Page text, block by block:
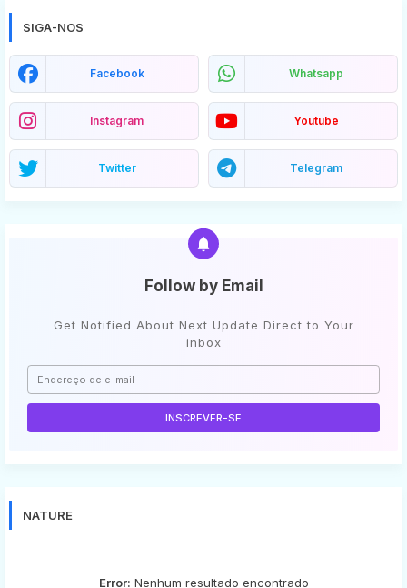
SIGA-NOS
Facebook Whatsapp
Instagram Youtube
Twitter Telegram
Follow by Email
Get Notified About Next Update Direct to Your
inbox
NATURE
Error: Nenhum resultado encontrado